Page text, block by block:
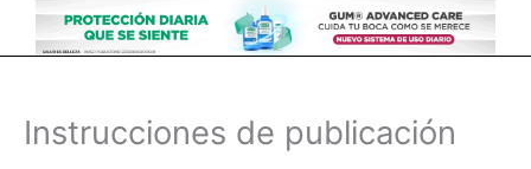
Instrucciones de publicación